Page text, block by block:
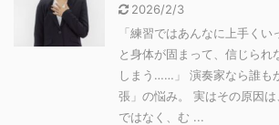
2026/2/3
「練習ではあんなに上手く
と身体が固まって、信じられ
しまう……」 演奏家なら誰も
張」の悩み。 実はその原因
ではなく、む ...